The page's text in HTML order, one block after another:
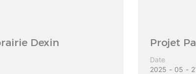
Dexin Projet
Date
2025
05